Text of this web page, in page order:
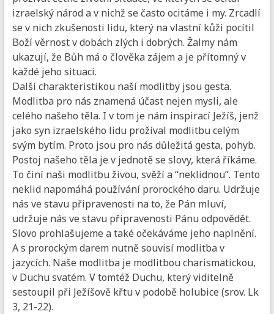
izraelský národ a v nichž se často ocitáme i my. Zrcadlí
se v nich zkušenosti lidu, který na vlastní kůži pocítil
Boží věrnost v dobách zlých i dobrých. Žalmy nám
ukazují, že Bůh má o člověka zájem a je přítomný v
každé jeho situaci.
Další charakteristikou naší modlitby jsou gesta.
Modlitba pro nás znamená účast nejen mysli, ale
celého našeho těla. I v tom je nám inspirací Ježíš, jenž
jako syn izraelského lidu prožíval modlitbu celým
svým bytím. Proto jsou pro nás důležitá gesta, pohyb.
Postoj našeho těla je v jednotě se slovy, která říkáme.
To činí naši modlitbu živou, svěží a “neklidnou”. Tento
neklid napomáhá používání prorockého daru. Udržuje
nás ve stavu připravenosti na to, že Pán mluví,
udržuje nás ve stavu připravenosti Pánu odpovědět.
Slovo prohlašujeme a také očekáváme jeho naplnění.
A s prorockým darem nutně souvisí modlitba v
jazycích. Naše modlitba je modlitbou charismatickou,
v Duchu svatém. V tomtéž Duchu, který viditelně
sestoupil při Ježíšově křtu v podobě holubice (srov. Lk
3, 21-22).